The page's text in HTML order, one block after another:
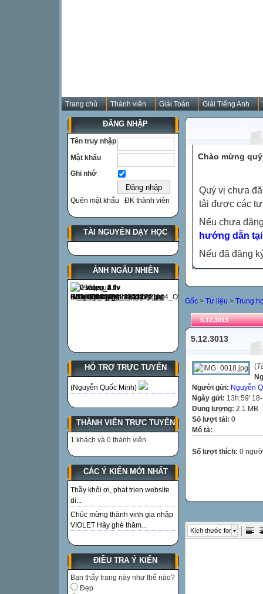
Trang chủ Thành viên Giải Toán Giải Tiếng Anh
ĐĂNG NHẬP
Tên truy nhập
Mật khẩu
Ghi nhớ
Quên mật khẩu ĐK thành viên
TÀI NGUYÊN DẠY HỌC
ẢNH NGẪU NHIÊN
HỖ TRỢ TRỰC TUYẾN
(Nguyễn Quốc Minh)
THÀNH VIÊN TRỰC TUYẾN
1 khách và 0 thành viên
CÁC Ý KIẾN MỚI NHẤT
Thầy khôi ơi, phat trien website
di...
Chúc mừng thành vinh gia nhập
VIOLET Hãy ghé thăm...
ĐIỀU TRA Ý KIẾN
Bạn thấy trang này như thế nào?
Đẹp
Chào mừng
Quý vị chưa
tải được các
Nếu chưa
hướng dẫn
Nếu đã đăng
Gốc > Tư liệu > Trung
5.12.3013
5.12.3013
(
Người gửi: Nguyễn
Ngày gửi: 13h:59'
Dung lượng: 2.1 MB
Số lượt tải: 0
Mô tả:
Số lượt thích: 0
Kích thước font